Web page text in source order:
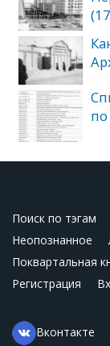
Поиск по тэгам
Неопознанное
Поквартальная
Регистрация
Вконтакте